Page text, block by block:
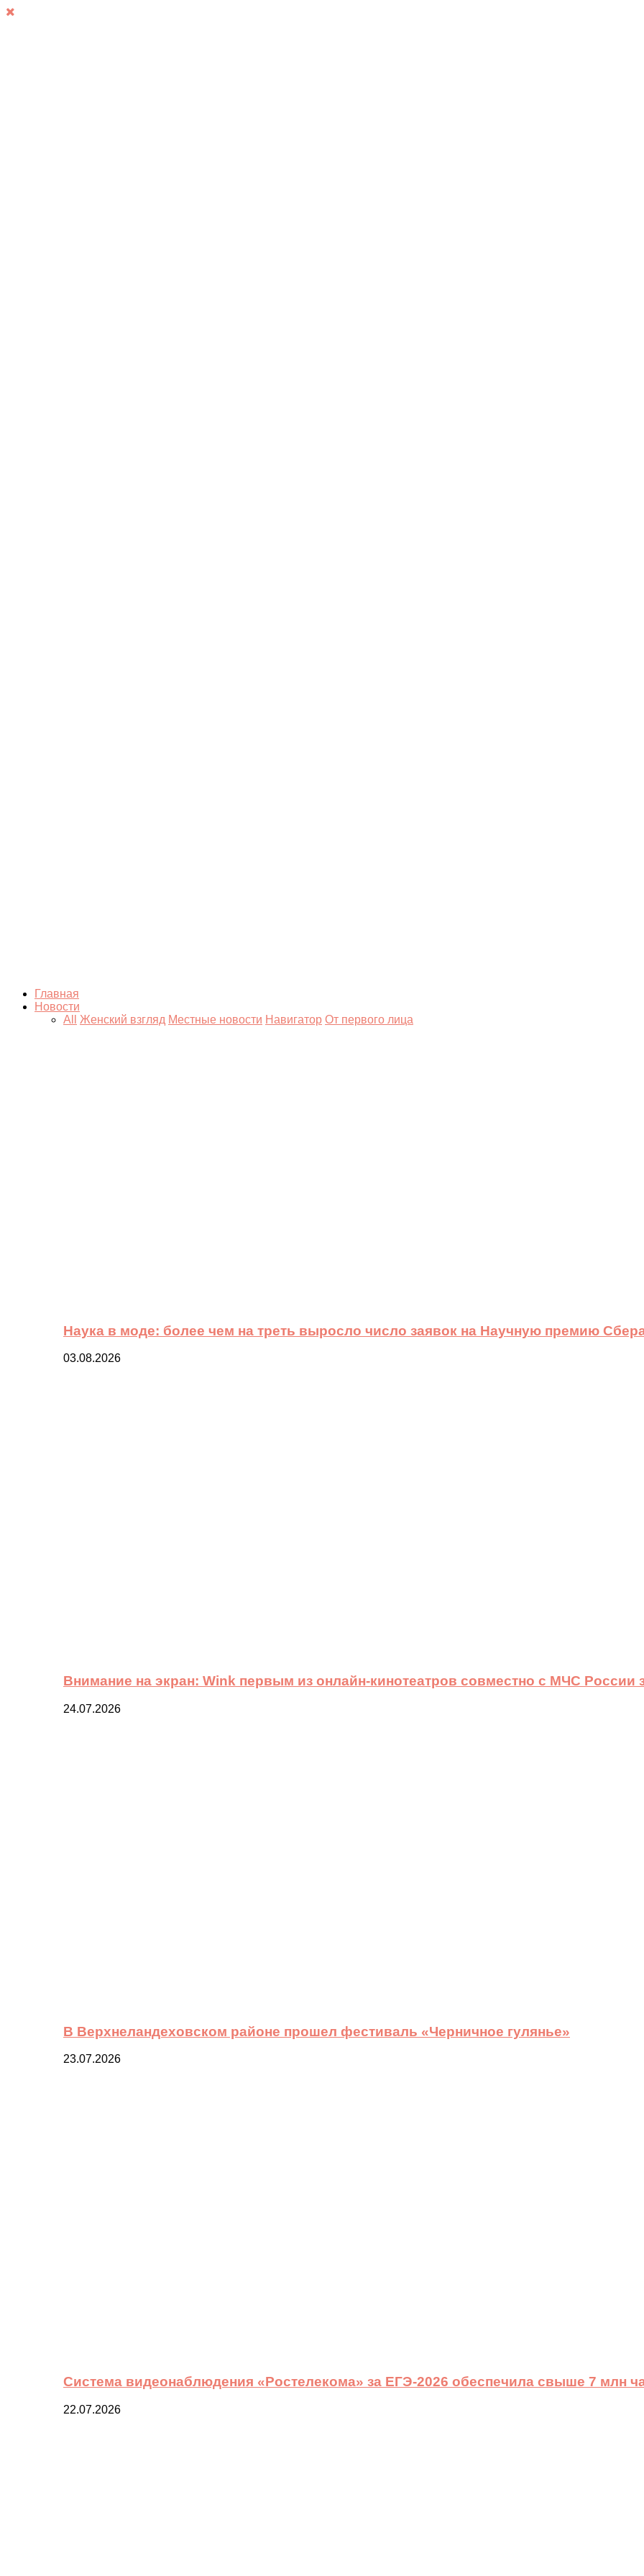
Главная
Новости
All
Женский взгляд Местные новости Навигатор От первого лица
Наука в моде: более чем на треть выросло число заявок на Научную премию
03.08.2026
Внимание на экран: Wink первым из онлайн-кинотеатров совместно с МЧС России
24.07.2026
В Верхнеландеховском районе прошел фестиваль «Черничное гулянье»
23.07.2026
Система видеонаблюдения «Ростелекома» за ЕГЭ-2026 обеспечила свыше 7 млн
22.07.2026